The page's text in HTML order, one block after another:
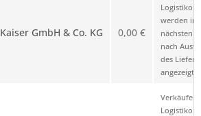
GmbH & Co. KG 0,00 €
werden im
nächsten
nach
des
angezeigt.
Verkäufer